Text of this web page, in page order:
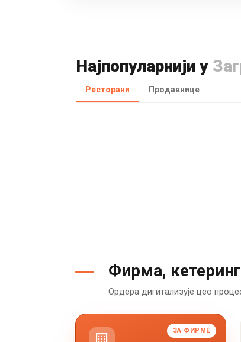
Најпопуларнији у
Ресторани Продавнице
Фирма,
Ордера дигитализује цео
ЗА ФИРМЕ